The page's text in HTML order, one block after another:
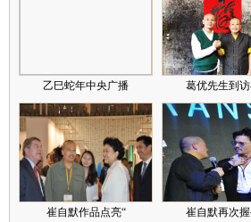
乙巳蛇年中央广播 葛优先生到访
崔自默作品点亮“ 崔自默再次